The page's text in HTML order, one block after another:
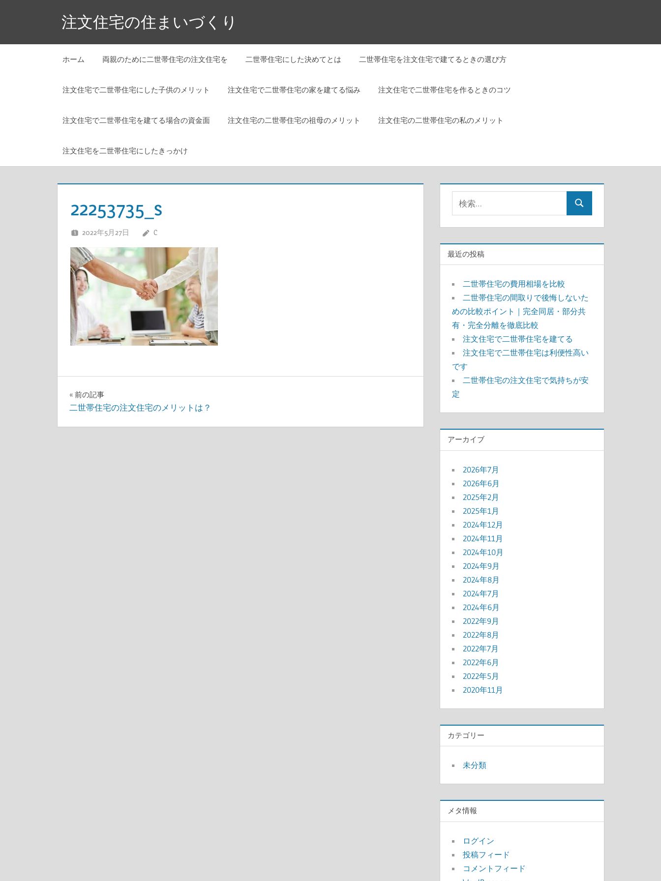
注文住宅の住まいづくり
ホーム 両親のために二世帯住宅の注文住宅を 二世帯住宅にした決めてとは 二世帯住宅を注文住宅で建てるときの選び方
注文住宅で二世帯住宅にした子供のメリット 注文住宅で二世帯住宅の家を建てる悩み 注文住宅で二世帯住宅を作るときのコツ
注文住宅で二世帯住宅を建てる場合の資金面 注文住宅の二世帯住宅の祖母のメリット 注文住宅の二世帯住宅の私のメリット
注文住宅を二世帯住宅にしたきっかけ
22253735_s
2022年5月27日 C
投
稿
前の記事
二世帯住宅の注文住宅のメリットは？
検
最近の投稿
二世帯住宅の費用相場を比較
二世帯住宅の間取りで後悔しないた
めの比較ポイント｜完全同居・部分共
有・完全分離を徹底比較
注文住宅で二世帯住宅を建てる
注文住宅で二世帯住宅は利便性高い
です
二世帯住宅の注文住宅で気持ちが安
定
アーカイブ
2026年7月
2026年6月
2025年2月
2025年1月
2024年12月
2024年11月
2024年10月
2024年9月
2024年8月
2024年7月
2024年6月
2022年9月
2022年8月
2022年7月
2022年6月
2022年5月
2020年11月
カテゴリー
未分類
メタ情報
ログイン
投稿フィード
コメントフィード